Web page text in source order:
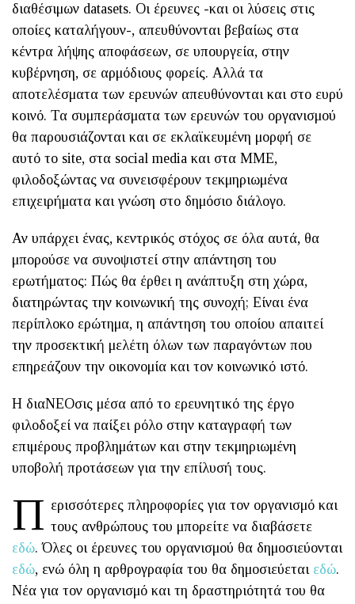
διαθέσιμων datasets. Οι έρευνες -και οι λύσεις στις
οποίες καταλήγουν-, απευθύνονται βεβαίως στα
κέντρα λήψης αποφάσεων, σε υπουργεία, στην
κυβέρνηση, σε αρμόδιους φορείς. Αλλά τα
αποτελέσματα των ερευνών απευθύνονται και στο ευρύ
κοινό. Τα συμπεράσματα των ερευνών του οργανισμού
θα παρουσιάζονται και σε εκλαϊκευμένη μορφή σε
αυτό το site, στα social media και στα ΜΜΕ,
φιλοδοξώντας να συνεισφέρουν τεκμηριωμένα
επιχειρήματα και γνώση στο δημόσιο διάλογο.
Αν υπάρχει ένας, κεντρικός στόχος σε όλα αυτά, θα
μπορούσε να συνοψιστεί στην απάντηση του
ερωτήματος: Πώς θα έρθει η ανάπτυξη στη χώρα,
διατηρώντας την κοινωνική της συνοχή; Είναι ένα
περίπλοκο ερώτημα, η απάντηση του οποίου απαιτεί
την προσεκτική μελέτη όλων των παραγόντων που
επηρεάζουν την οικονομία και τον κοινωνικό ιστό.
Η διαΝΕΟσις μέσα από το ερευνητικό της έργο
φιλοδοξεί να παίξει ρόλο στην καταγραφή των
επιμέρους προβλημάτων και στην τεκμηριωμένη
υποβολή προτάσεων για την επίλυσή τους.
Π ερισσότερες πληροφορίες για τον οργανισμό και
τους ανθρώπους του μπορείτε να διαβάσετε
εδώ. Όλες οι έρευνες του οργανισμού θα δημοσιεύονται
εδώ, ενώ όλη η αρθρογραφία του θα δημοσιεύεται εδώ.
Νέα για τον οργανισμό και τη δραστηριότητά του θα